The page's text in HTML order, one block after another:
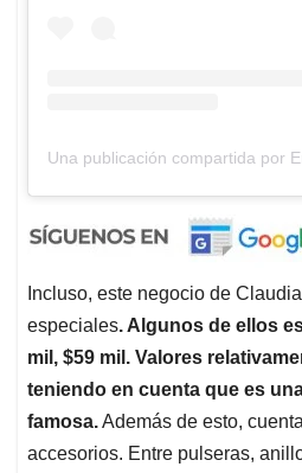
Una publicación compartida por
Incluso, este negocio de
especiales. Algunos de ellos
mil, $59 mil. Valores
teniendo en cuenta que es
famosa.Además de esto,
accesorios. Entre pulseras,